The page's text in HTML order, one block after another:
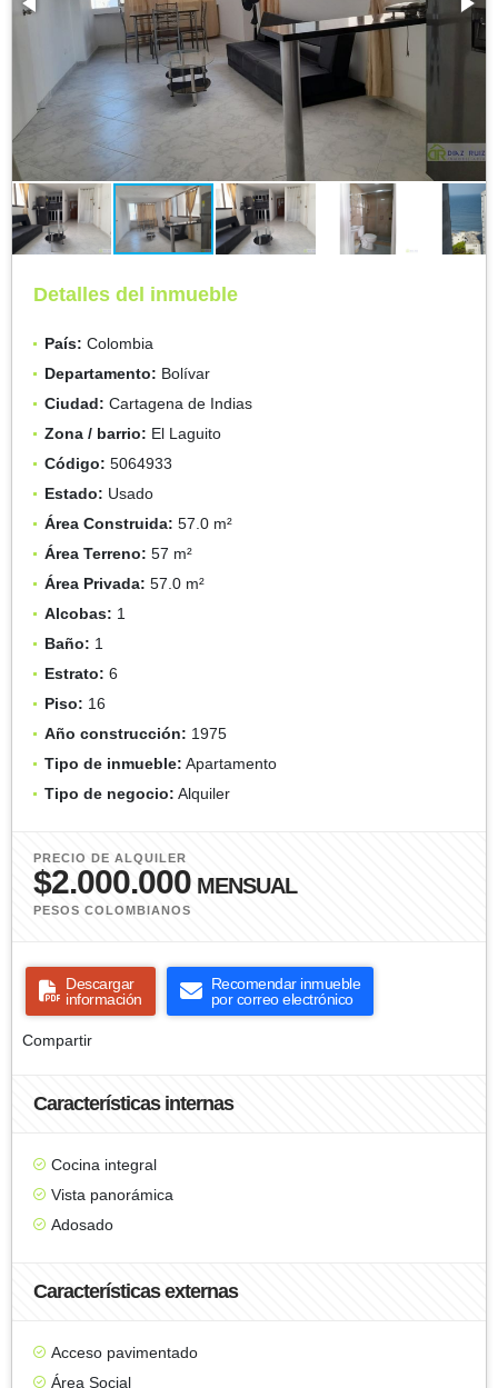
Detalles del inmueble
País: Colombia
Departamento: Bolívar
Ciudad: Cartagena de Indias
Zona / barrio: El Laguito
Código: 5064933
Estado: Usado
Área Construida: 57.0 m²
Área Terreno: 57 m²
Área Privada: 57.0 m²
Alcobas: 1
Baño: 1
Estrato: 6
Piso: 16
Año construcción: 1975
Tipo de inmueble: Apartamento
Tipo de negocio: Alquiler
PRECIO DE ALQUILER
$2.000.000 MENSUAL
PESOS COLOMBIANOS
Descargar
información
Recomendar inmueble
por correo electrónico
Compartir
Características internas
Cocina integral
Vista panorámica
Adosado
Características externas
Acceso pavimentado
Área Social